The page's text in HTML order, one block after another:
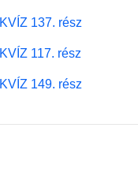
137. rész
117. rész
149. rész